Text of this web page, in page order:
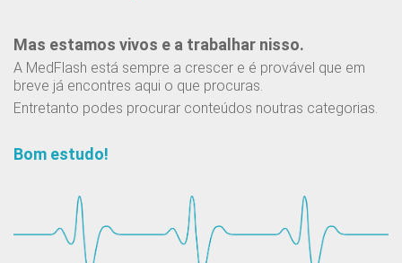
Mas estamos vivos e a trabalhar nisso.
A MedFlash está sempre a crescer e é provável que em
breve já encontres aqui o que procuras.
Entretanto podes procurar conteúdos noutras categorias.
Bom estudo!